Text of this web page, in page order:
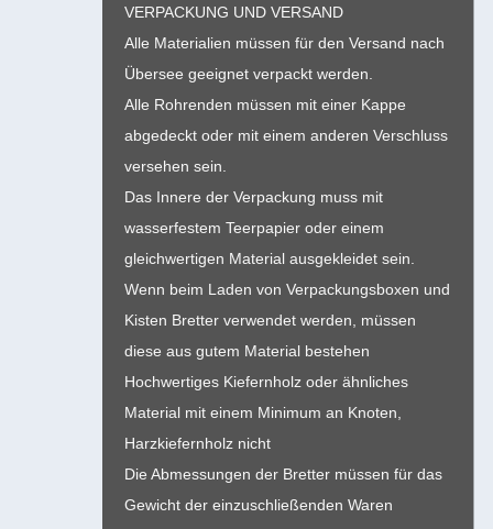
VERPACKUNG UND VERSAND
Alle Materialien müssen für den Versand nach
Übersee geeignet verpackt werden.
Alle Rohrenden müssen mit einer Kappe
abgedeckt oder mit einem anderen Verschluss
versehen sein.
Das Innere der Verpackung muss mit
wasserfestem Teerpapier oder einem
gleichwertigen Material ausgekleidet sein.
Wenn beim Laden von Verpackungsboxen und
Kisten Bretter verwendet werden, müssen
diese aus gutem Material bestehen
Hochwertiges Kiefernholz oder ähnliches
Material mit einem Minimum an Knoten,
Harzkiefernholz nicht
Die Abmessungen der Bretter müssen für das
Gewicht der einzuschließenden Waren